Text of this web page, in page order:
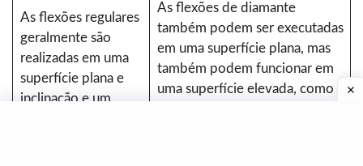
As flexões regulares
geralmente são
realizadas em uma
superfície plana e
inclinação e um
As flexões de diamante
também podem ser executadas
em uma superfície plana, mas
também podem funcionar em
uma superfície elevada, como